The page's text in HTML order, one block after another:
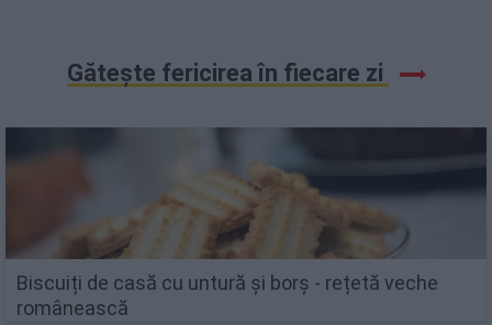
Gătește fericirea în fiecare zi
Biscuiți de casă cu untură și borș - rețetă veche
românească